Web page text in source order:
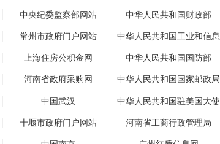
中央纪委监察部网站 中华人民共和国财政部
常州市政府门户网站 中华人民共和国工业和信息
化部
上海住房公积金网 中华人民共和国国防部
河南省政府采购网 中华人民共和国国家邮政局
中国武汉 中华人民共和国驻美国大使
馆
十堰市政府门户网站 河南省工商行政管理局